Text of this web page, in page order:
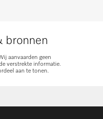
bronnen
aanvaarden geen
verstrekte informatie.
aan te tonen.